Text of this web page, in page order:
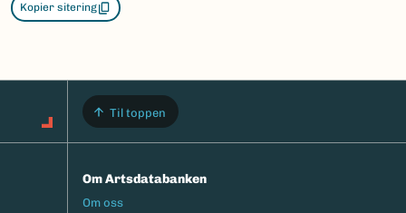
Kopier sitering
Til toppen
Om Artsdatabanken
Footermeny
Om oss